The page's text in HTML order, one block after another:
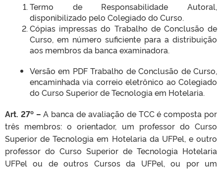
Termo de Responsabilidade Autoral,
disponibilizado pelo Colegiado do Curso.
Cópias impressas do Trabalho de Conclusão de
Curso, em número suficiente para a distribuição
aos membros da banca examinadora.
Versão em PDF Trabalho de Conclusão de Curso,
encaminhada via correio eletrônico ao Colegiado
do Curso Superior de Tecnologia em Hotelaria.
Art. 27º – A banca de avaliação de TCC é composta por
três membros: o orientador, um professor do Curso
Superior de Tecnologia em Hotelaria da UFPel, e outro
professor do Curso Superior de Tecnologia Hotelaria
UFPel ou de outros Cursos da UFPel, ou por um